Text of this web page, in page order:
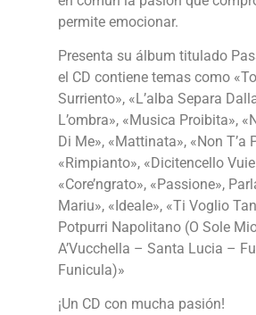
permite emocionar.
Presenta su álbum titulado
el CD contiene temas como
Surriento», «L’alba Separa
L’ombra», «Musica Proibita»,
Di Me», «Mattinata», «Non T’a
«Rimpianto», «Dicitencello
«Core’ngrato», «Passione»,
Mariu», «Ideale», «Ti Voglio
Potpurri Napolitano (O Sole
A’Vucchella – Santa Lucia –
Funicula)»
¡Un CD con mucha pasión!